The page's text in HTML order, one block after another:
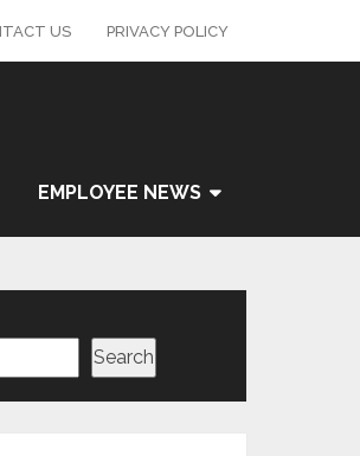
US PRIVACY POLICY
EMPLOYEE NEWS
Search